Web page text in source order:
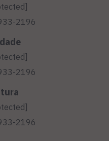
2196
2196
2196